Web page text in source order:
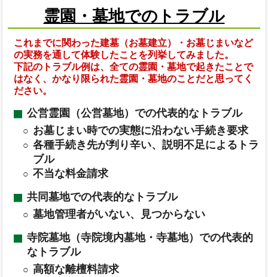
霊園・墓地でのトラブル
これまでに関わった建墓（お墓建立）・お墓じまいなど
の実務を通して体験したことを列挙してみました。
下記のトラブル例は、全ての霊園・墓地で起きたことで
はなく、かなり限られた霊園・墓地のことだと思ってく
ださい。
公営霊園（公営墓地）での代表的なトラブル
お墓じまい時での実態に沿わない手続き要求
各種手続き先が判り辛い、説明不足によるトラ
ブル
不当な料金請求
共同墓地での代表的なトラブル
墓地管理者がいない、見つからない
寺院墓地（寺院境内墓地・寺墓地）での代表的
なトラブル
高額な離檀料請求